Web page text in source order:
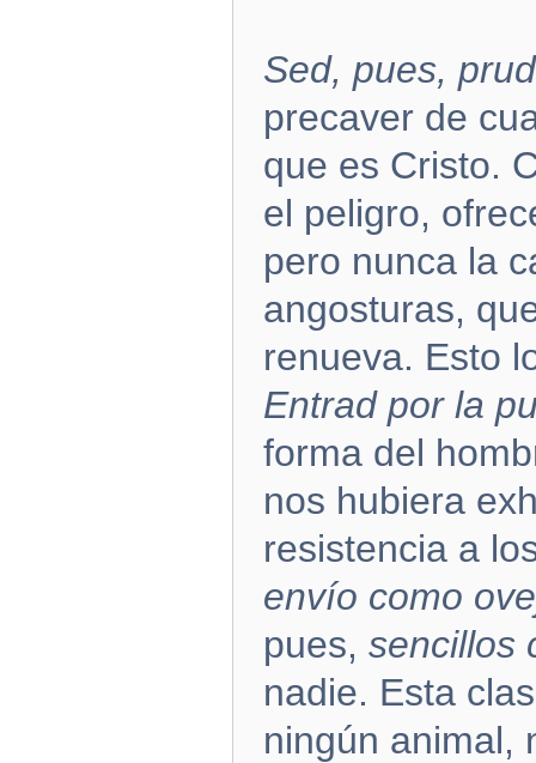
Sed, pues,
precaver de
que es Cristo.
el peligro,
pero nunca la
angosturas,
renueva. Esto
Entrad por la
forma del
nos hubiera
resistencia a
envío como
pues, sencillos
nadie. Esta
ningún animal,